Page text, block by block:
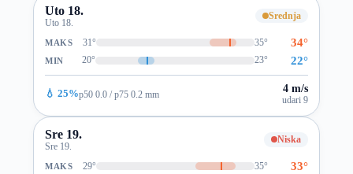
Uto 18.
Uto 18.
Srednja
MAKS 31° 35° 34°
MIN 20° 23° 22°
💧 25%p50 0.0 / p75 0.2 mm 4 m/s
udari 9
Sre 19.
Sre 19.
Niska
MAKS 29° 35° 33°